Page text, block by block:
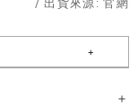
/ 出貨來源:官網